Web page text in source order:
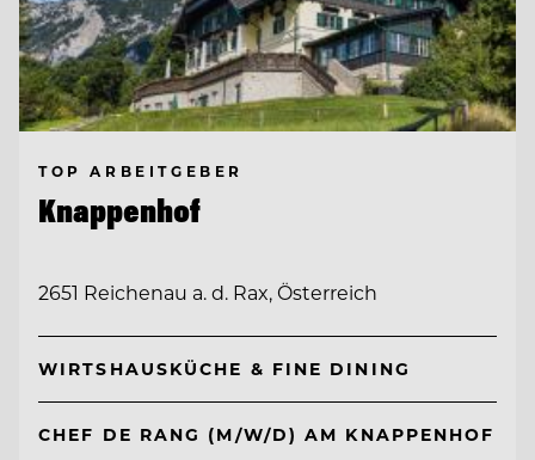
TOP ARBEITGEBER
Knappenhof
2651 Reichenau a. d. Rax, Österreich
WIRTSHAUSKÜCHE & FINE DINING
CHEF DE RANG (M/W/D) AM KNAPPENHOF